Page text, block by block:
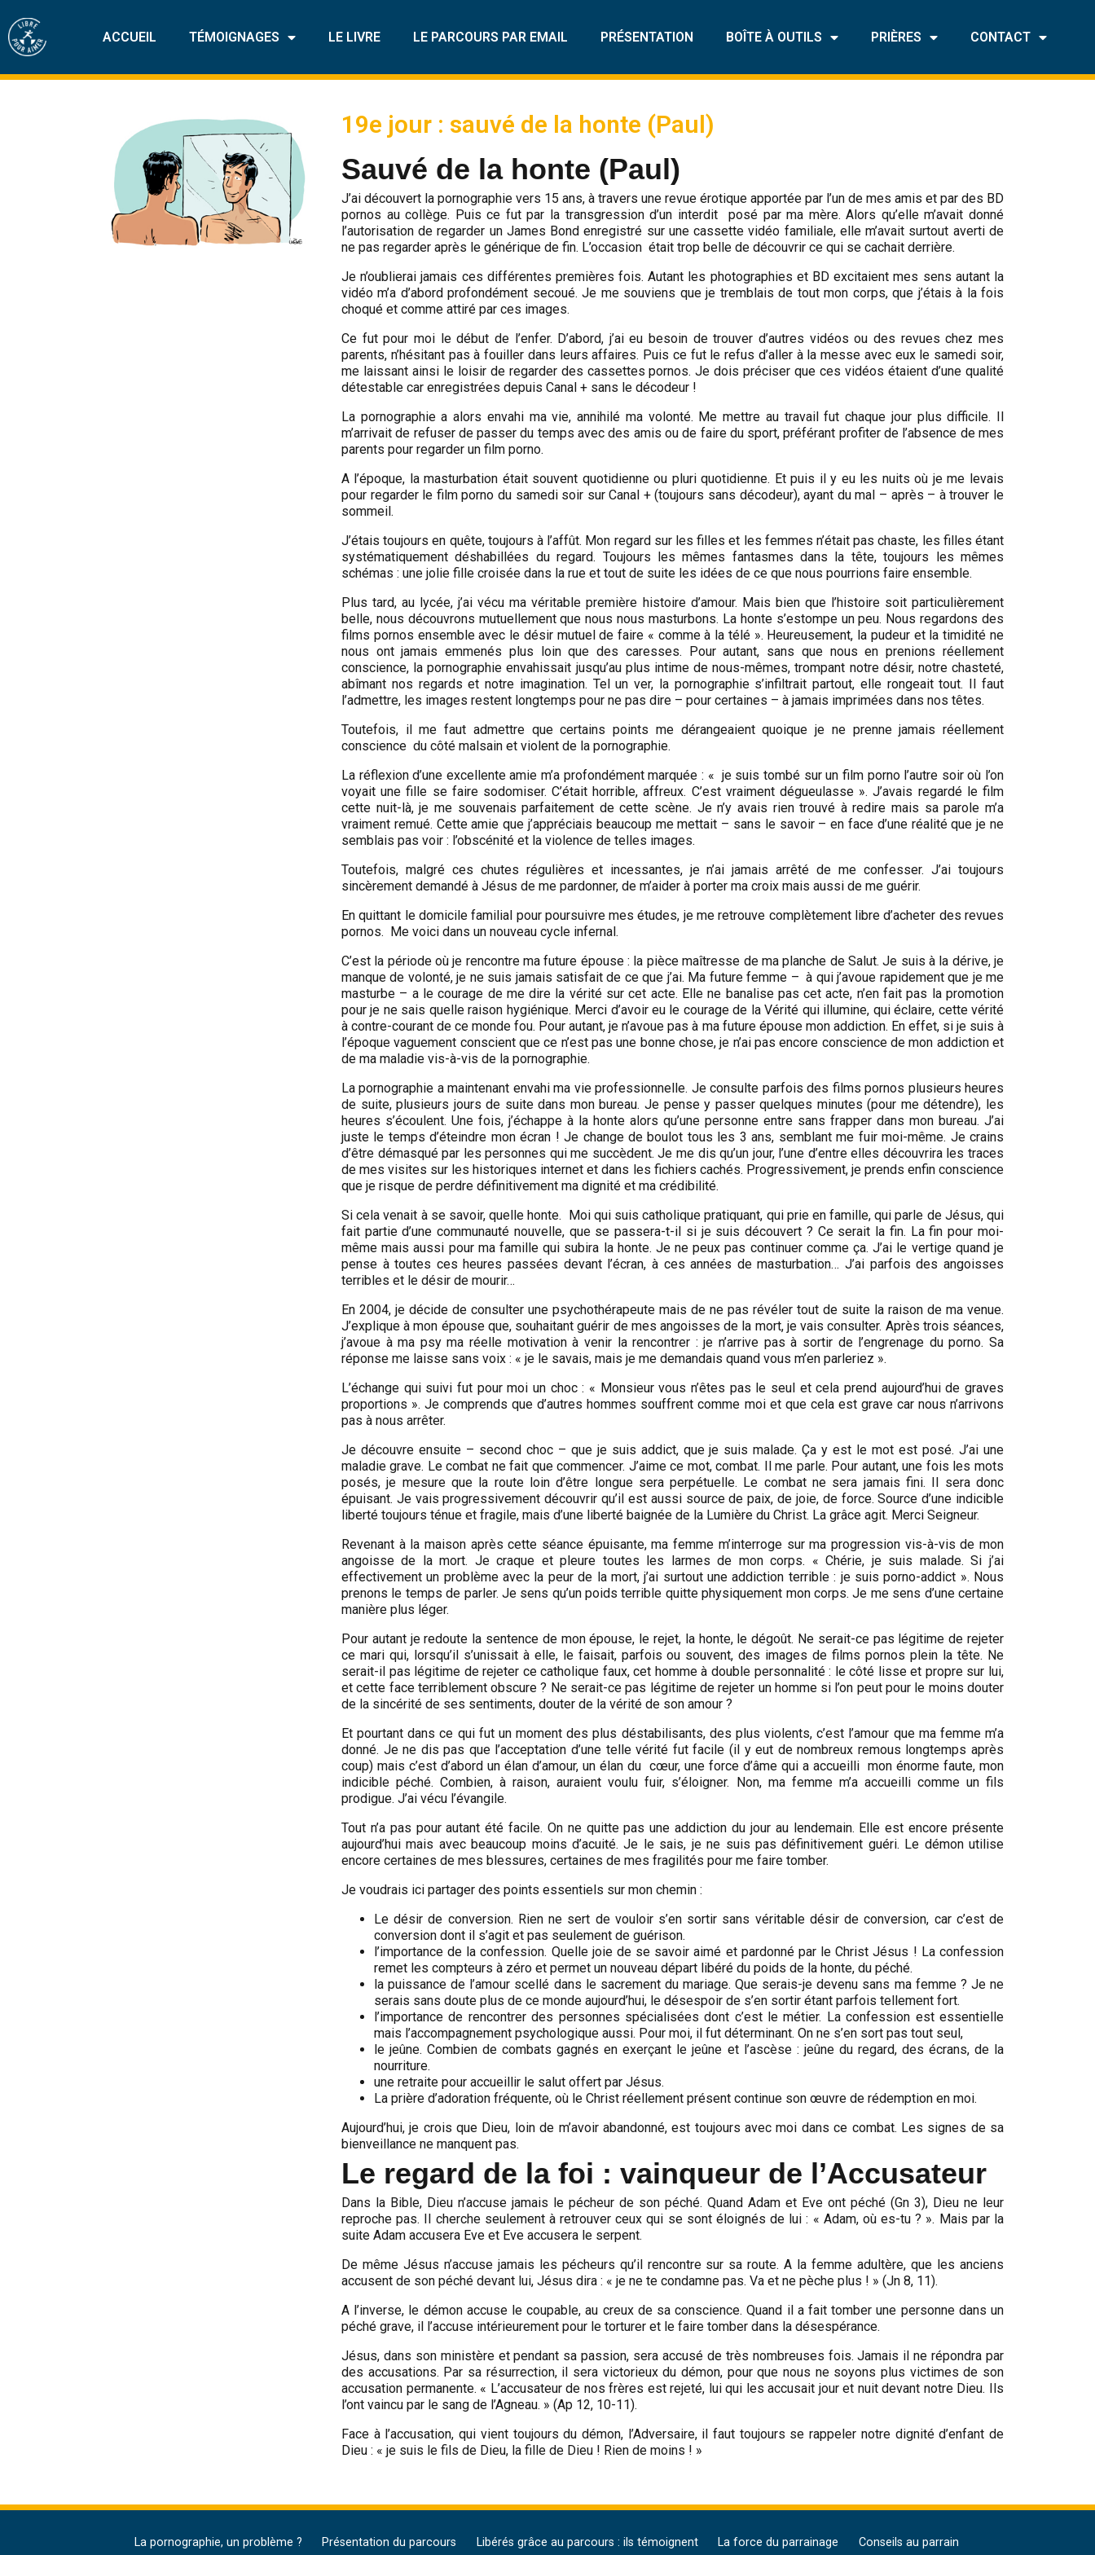
ACCUEIL TÉMOIGNAGES LE LIVRE LE PARCOURS PAR EMAIL PRÉSENTATION BOÎTE À OUTILS PRIÈRES CONTACT
19e jour : sauvé de la honte (Paul)
Sauvé de la honte (Paul)
J’ai découvert la pornographie vers 15 ans, à travers une revue érotique apportée par l’un de mes amis et par des BD
pornos au collège. Puis ce fut par la transgression d’un interdit posé par ma mère. Alors qu’elle m’avait donné
l’autorisation de regarder un James Bond enregistré sur une cassette vidéo familiale, elle m’avait surtout averti de
ne pas regarder après le générique de fin. L’occasion était trop belle de découvrir ce qui se cachait derrière.
Je n’oublierai jamais ces différentes premières fois. Autant les photographies et BD excitaient mes sens autant la
vidéo m’a d’abord profondément secoué. Je me souviens que je tremblais de tout mon corps, que j’étais à la fois
choqué et comme attiré par ces images.
Ce fut pour moi le début de l’enfer. D’abord, j’ai eu besoin de trouver d’autres vidéos ou des revues chez mes
parents, n’hésitant pas à fouiller dans leurs affaires. Puis ce fut le refus d’aller à la messe avec eux le samedi soir,
me laissant ainsi le loisir de regarder des cassettes pornos. Je dois préciser que ces vidéos étaient d’une qualité
détestable car enregistrées depuis Canal + sans le décodeur !
La pornographie a alors envahi ma vie, annihilé ma volonté. Me mettre au travail fut chaque jour plus difficile. Il
m’arrivait de refuser de passer du temps avec des amis ou de faire du sport, préférant profiter de l’absence de mes
parents pour regarder un film porno.
A l’époque, la masturbation était souvent quotidienne ou pluri quotidienne. Et puis il y eu les nuits où je me levais
pour regarder le film porno du samedi soir sur Canal + (toujours sans décodeur), ayant du mal – après – à trouver le
sommeil.
J’étais toujours en quête, toujours à l’affût. Mon regard sur les filles et les femmes n’était pas chaste, les filles étant
systématiquement déshabillées du regard. Toujours les mêmes fantasmes dans la tête, toujours les mêmes
schémas : une jolie fille croisée dans la rue et tout de suite les idées de ce que nous pourrions faire ensemble.
Plus tard, au lycée, j’ai vécu ma véritable première histoire d’amour. Mais bien que l’histoire soit particulièrement
belle, nous découvrons mutuellement que nous nous masturbons. La honte s’estompe un peu. Nous regardons des
films pornos ensemble avec le désir mutuel de faire « comme à la télé ». Heureusement, la pudeur et la timidité ne
nous ont jamais emmenés plus loin que des caresses. Pour autant, sans que nous en prenions réellement
conscience, la pornographie envahissait jusqu’au plus intime de nous-mêmes, trompant notre désir, notre chasteté,
abîmant nos regards et notre imagination. Tel un ver, la pornographie s’infiltrait partout, elle rongeait tout. Il faut
l’admettre, les images restent longtemps pour ne pas dire – pour certaines – à jamais imprimées dans nos têtes.
Toutefois, il me faut admettre que certains points me dérangeaient quoique je ne prenne jamais réellement
conscience du côté malsain et violent de la pornographie.
La réflexion d’une excellente amie m’a profondément marquée : « je suis tombé sur un film porno l’autre soir où l’on
voyait une fille se faire sodomiser. C’était horrible, affreux. C’est vraiment dégueulasse ». J’avais regardé le film
cette nuit-là, je me souvenais parfaitement de cette scène. Je n’y avais rien trouvé à redire mais sa parole m’a
vraiment remué. Cette amie que j’appréciais beaucoup me mettait – sans le savoir – en face d’une réalité que je ne
semblais pas voir : l’obscénité et la violence de telles images.
Toutefois, malgré ces chutes régulières et incessantes, je n’ai jamais arrêté de me confesser. J’ai toujours
sincèrement demandé à Jésus de me pardonner, de m’aider à porter ma croix mais aussi de me guérir.
En quittant le domicile familial pour poursuivre mes études, je me retrouve complètement libre d’acheter des revues
pornos. Me voici dans un nouveau cycle infernal.
C’est la période où je rencontre ma future épouse : la pièce maîtresse de ma planche de Salut. Je suis à la dérive, je
manque de volonté, je ne suis jamais satisfait de ce que j’ai. Ma future femme – à qui j’avoue rapidement que je me
masturbe – a le courage de me dire la vérité sur cet acte. Elle ne banalise pas cet acte, n’en fait pas la promotion
pour je ne sais quelle raison hygiénique. Merci d’avoir eu le courage de la Vérité qui illumine, qui éclaire, cette vérité
à contre-courant de ce monde fou. Pour autant, je n’avoue pas à ma future épouse mon addiction. En effet, si je suis à
l’époque vaguement conscient que ce n’est pas une bonne chose, je n’ai pas encore conscience de mon addiction et
de ma maladie vis-à-vis de la pornographie.
La pornographie a maintenant envahi ma vie professionnelle. Je consulte parfois des films pornos plusieurs heures
de suite, plusieurs jours de suite dans mon bureau. Je pense y passer quelques minutes (pour me détendre), les
heures s’écoulent. Une fois, j’échappe à la honte alors qu’une personne entre sans frapper dans mon bureau. J’ai
juste le temps d’éteindre mon écran ! Je change de boulot tous les 3 ans, semblant me fuir moi-même. Je crains
d’être démasqué par les personnes qui me succèdent. Je me dis qu’un jour, l’une d’entre elles découvrira les traces
de mes visites sur les historiques internet et dans les fichiers cachés. Progressivement, je prends enfin conscience
que je risque de perdre définitivement ma dignité et ma crédibilité.
Si cela venait à se savoir, quelle honte. Moi qui suis catholique pratiquant, qui prie en famille, qui parle de Jésus, qui
fait partie d’une communauté nouvelle, que se passera-t-il si je suis découvert ? Ce serait la fin. La fin pour moi-
même mais aussi pour ma famille qui subira la honte. Je ne peux pas continuer comme ça. J’ai le vertige quand je
pense à toutes ces heures passées devant l’écran, à ces années de masturbation… J’ai parfois des angoisses
terribles et le désir de mourir…
En 2004, je décide de consulter une psychothérapeute mais de ne pas révéler tout de suite la raison de ma venue.
J’explique à mon épouse que, souhaitant guérir de mes angoisses de la mort, je vais consulter. Après trois séances,
j’avoue à ma psy ma réelle motivation à venir la rencontrer : je n’arrive pas à sortir de l’engrenage du porno. Sa
réponse me laisse sans voix : « je le savais, mais je me demandais quand vous m’en parleriez ».
L’échange qui suivi fut pour moi un choc : « Monsieur vous n’êtes pas le seul et cela prend aujourd’hui de graves
proportions ». Je comprends que d’autres hommes souffrent comme moi et que cela est grave car nous n’arrivons
pas à nous arrêter.
Je découvre ensuite – second choc – que je suis addict, que je suis malade. Ça y est le mot est posé. J’ai une
maladie grave. Le combat ne fait que commencer. J’aime ce mot, combat. Il me parle. Pour autant, une fois les mots
posés, je mesure que la route loin d’être longue sera perpétuelle. Le combat ne sera jamais fini. Il sera donc
épuisant. Je vais progressivement découvrir qu’il est aussi source de paix, de joie, de force. Source d’une indicible
liberté toujours ténue et fragile, mais d’une liberté baignée de la Lumière du Christ. La grâce agit. Merci Seigneur.
Revenant à la maison après cette séance épuisante, ma femme m’interroge sur ma progression vis-à-vis de mon
angoisse de la mort. Je craque et pleure toutes les larmes de mon corps. « Chérie, je suis malade. Si j’ai
effectivement un problème avec la peur de la mort, j’ai surtout une addiction terrible : je suis porno-addict ». Nous
prenons le temps de parler. Je sens qu’un poids terrible quitte physiquement mon corps. Je me sens d’une certaine
manière plus léger.
Pour autant je redoute la sentence de mon épouse, le rejet, la honte, le dégoût. Ne serait-ce pas légitime de rejeter
ce mari qui, lorsqu’il s’unissait à elle, le faisait, parfois ou souvent, des images de films pornos plein la tête. Ne
serait-il pas légitime de rejeter ce catholique faux, cet homme à double personnalité : le côté lisse et propre sur lui,
et cette face terriblement obscure ? Ne serait-ce pas légitime de rejeter un homme si l’on peut pour le moins douter
de la sincérité de ses sentiments, douter de la vérité de son amour ?
Et pourtant dans ce qui fut un moment des plus déstabilisants, des plus violents, c’est l’amour que ma femme m’a
donné. Je ne dis pas que l’acceptation d’une telle vérité fut facile (il y eut de nombreux remous longtemps après
coup) mais c’est d’abord un élan d’amour, un élan du cœur, une force d’âme qui a accueilli mon énorme faute, mon
indicible péché. Combien, à raison, auraient voulu fuir, s’éloigner. Non, ma femme m’a accueilli comme un fils
prodigue. J’ai vécu l’évangile.
Tout n’a pas pour autant été facile. On ne quitte pas une addiction du jour au lendemain. Elle est encore présente
aujourd’hui mais avec beaucoup moins d’acuité. Je le sais, je ne suis pas définitivement guéri. Le démon utilise
encore certaines de mes blessures, certaines de mes fragilités pour me faire tomber.
Je voudrais ici partager des points essentiels sur mon chemin :
Le désir de conversion. Rien ne sert de vouloir s’en sortir sans véritable désir de conversion, car c’est de
conversion dont il s’agit et pas seulement de guérison.
l’importance de la confession. Quelle joie de se savoir aimé et pardonné par le Christ Jésus ! La confession
remet les compteurs à zéro et permet un nouveau départ libéré du poids de la honte, du péché.
la puissance de l’amour scellé dans le sacrement du mariage. Que serais-je devenu sans ma femme ? Je ne
serais sans doute plus de ce monde aujourd’hui, le désespoir de s’en sortir étant parfois tellement fort.
l’importance de rencontrer des personnes spécialisées dont c’est le métier. La confession est essentielle
mais l’accompagnement psychologique aussi. Pour moi, il fut déterminant. On ne s’en sort pas tout seul,
le jeûne. Combien de combats gagnés en exerçant le jeûne et l’ascèse : jeûne du regard, des écrans, de la
nourriture.
une retraite pour accueillir le salut offert par Jésus.
La prière d’adoration fréquente, où le Christ réellement présent continue son œuvre de rédemption en moi.
Aujourd’hui, je crois que Dieu, loin de m’avoir abandonné, est toujours avec moi dans ce combat. Les signes de sa
bienveillance ne manquent pas.
Le regard de la foi : vainqueur de l’Accusateur
Dans la Bible, Dieu n’accuse jamais le pécheur de son péché. Quand Adam et Eve ont péché (Gn 3), Dieu ne leur
reproche pas. Il cherche seulement à retrouver ceux qui se sont éloignés de lui : « Adam, où es-tu ? ». Mais par la
suite Adam accusera Eve et Eve accusera le serpent.
De même Jésus n’accuse jamais les pécheurs qu’il rencontre sur sa route. A la femme adultère, que les anciens
accusent de son péché devant lui, Jésus dira : « je ne te condamne pas. Va et ne pèche plus ! » (Jn 8, 11).
A l’inverse, le démon accuse le coupable, au creux de sa conscience. Quand il a fait tomber une personne dans un
péché grave, il l’accuse intérieurement pour le torturer et le faire tomber dans la désespérance.
Jésus, dans son ministère et pendant sa passion, sera accusé de très nombreuses fois. Jamais il ne répondra par
des accusations. Par sa résurrection, il sera victorieux du démon, pour que nous ne soyons plus victimes de son
accusation permanente. « L’accusateur de nos frères est rejeté, lui qui les accusait jour et nuit devant notre Dieu. Ils
l’ont vaincu par le sang de l’Agneau. » (Ap 12, 10-11).
Face à l’accusation, qui vient toujours du démon, l’Adversaire, il faut toujours se rappeler notre dignité d’enfant de
Dieu : « je suis le fils de Dieu, la fille de Dieu ! Rien de moins ! »
La pornographie, un problème ? Présentation du parcours Libérés grâce au parcours : ils témoignent La force du parrainage Conseils au parrain